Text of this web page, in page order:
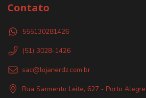
Contato
555130281426
(51) 3028-1426
sac@lojanerdz.com.br
Rua Sarmento Leite, 627 - Porto